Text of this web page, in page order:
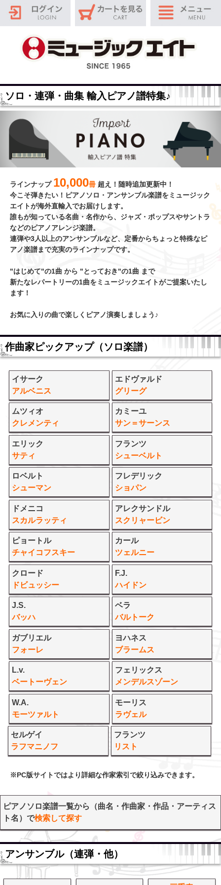
ソロ・連弾・曲集 輸入ピアノ譜特集♪
ラインナップ 10,000冊 超え！随時追加更新中！
今こそ弾きたい！ピアノソロ・アンサンブル楽譜をミュージック
エイトが海外直輸入でお届けします。
誰もが知っている名曲・名作から、ジャズ・ポップスやサントラ
などのピアノアレンジ楽譜。
連弾や3人以上のアンサンブルなど、定番からちょっと特殊なピ
アノ楽譜まで充実のラインナップです。
"はじめて"の1曲 から "とっておき"の1曲 まで
新たなレパートリーの1曲をミュージックエイトがご提案いたし
ます！
お気に入りの曲で楽しくピアノ演奏しましょう♪
作曲家ピックアップ（ソロ楽譜）
イサーク
アルベニス
エドヴァルド
グリーグ
ムツィオ
クレメンティ
カミーユ
サン＝サーンス
エリック
サティ
フランツ
シューベルト
ロベルト
シューマン
フレデリック
ショパン
ドメニコ
スカルラッティ
アレクサンドル
スクリャービン
ピョートル
チャイコフスキー
カール
ツェルニー
クロード
ドビュッシー
F.J.
ハイドン
J.S.
バッハ
ベラ
バルトーク
ガブリエル
フォーレ
ヨハネス
ブラームス
L.v.
ベートーヴェン
フェリックス
メンデルスゾーン
W.A.
モーツァルト
モーリス
ラヴェル
セルゲイ
ラフマニノフ
フランツ
リスト
※PC版サイトではより詳細な作家索引で絞り込みできます。
ピアノソロ楽譜一覧から（曲名・作曲家・作品・アーティス
ト名）で検索して探す
アンサンブル（連弾・他）